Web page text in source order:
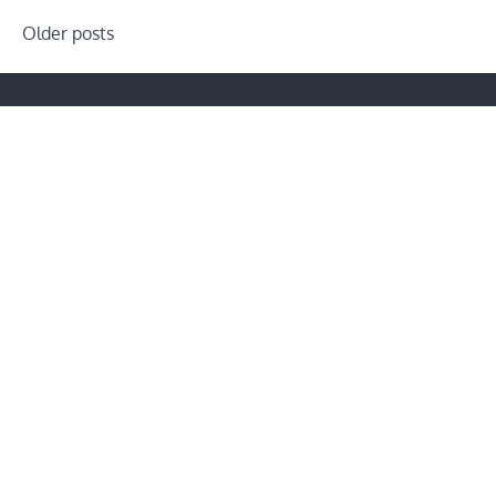
Posts
navigation
Older posts